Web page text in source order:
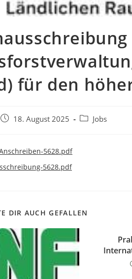
für den
Beitrag18. August 2025
Beitrags-
Jobs
5628.pdf
5628.pdf
DIR AUCH GEFALLEN